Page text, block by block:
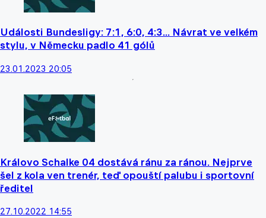
Události Bundesligy: 7:1, 6:0, 4:3... Návrat ve velkém
stylu, v Německu padlo 41 gólů
23.01.2023 20:05
Královo Schalke 04 dostává ránu za ránou. Nejprve
šel z kola ven trenér, teď opouští palubu i sportovní
ředitel
27.10.2022 14:55